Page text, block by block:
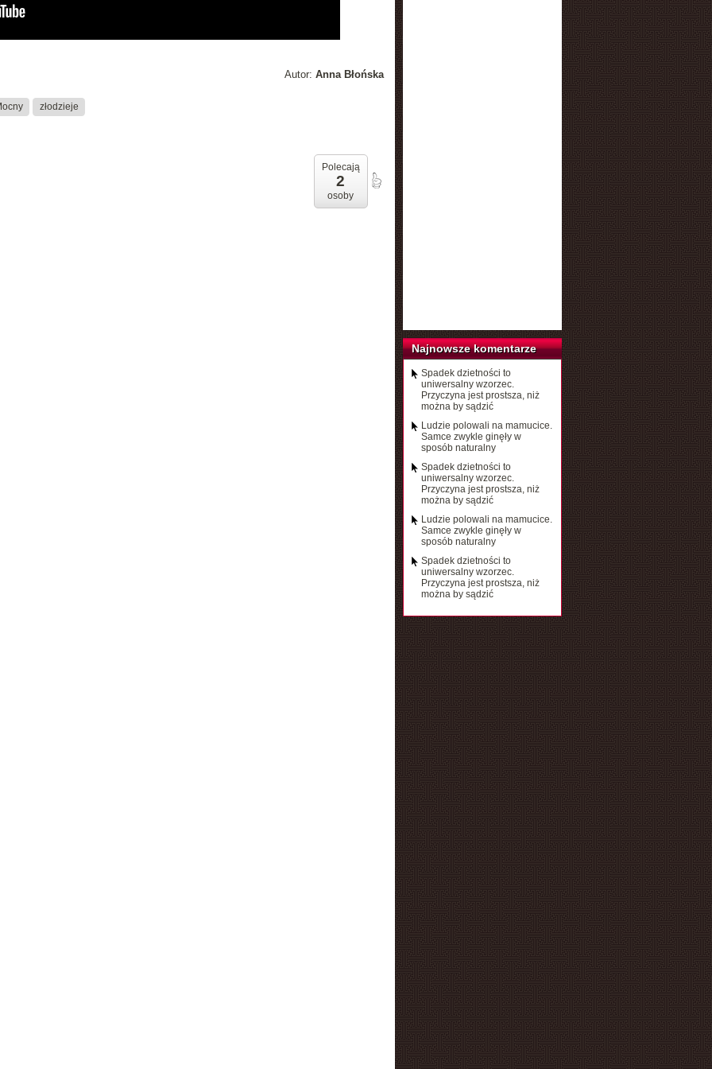
Autor: Anna Błońska
złodzieje
Polecają
2
osoby
Najnowsze komentarze
Spadek dzietności to
uniwersalny wzorzec.
Przyczyna jest prostsza, niż
można by sądzić
Ludzie polowali na mamucice.
Samce zwykle ginęły w
sposób naturalny
Spadek dzietności to
uniwersalny wzorzec.
Przyczyna jest prostsza, niż
można by sądzić
Ludzie polowali na mamucice.
Samce zwykle ginęły w
sposób naturalny
Spadek dzietności to
uniwersalny wzorzec.
Przyczyna jest prostsza, niż
można by sądzić